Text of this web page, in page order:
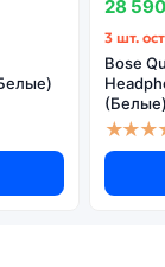
Цифровой зум (x):
Оптический зум
Оптическая
28
3 шт.
Bose
(Белые)